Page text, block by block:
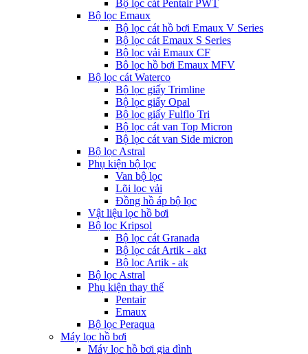
Bộ lọc cát Pentair PWT
Bộ lọc Emaux
Bộ lọc cát hồ bơi Emaux V Series
Bộ lọc cát Emaux S Series
Bộ lọc vải Emaux CF
Bô lọc hồ bơi Emaux MFV
Bộ lọc cát Waterco
Bộ lọc giấy Trimline
Bộ lọc giấy Opal
Bộ lọc giấy Fulflo Tri
Bộ lọc cát van Top Micron
Bộ lọc cát van Side micron
Bộ lọc Astral
Phụ kiện bộ lọc
Van bộ lọc
Lõi lọc vải
Đồng hồ áp bộ lọc
Vật liệu lọc hồ bơi
Bộ lọc Kripsol
Bộ lọc cát Granada
Bộ lọc cát Artik - akt
Bộ lọc Artik - ak
Bộ lọc Astral
Phụ kiện thay thế
Pentair
Emaux
Bộ lọc Peraqua
Máy lọc hồ bơi
Máy lọc hồ bơi gia đình